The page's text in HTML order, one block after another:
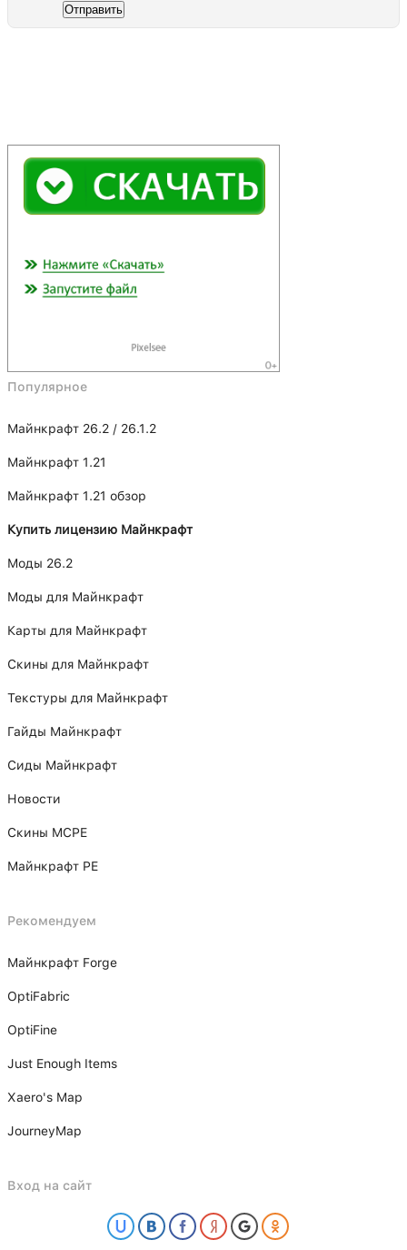
Отправить
Популярное
Майнкрафт 26.2 / 26.1.2
Майнкрафт 1.21
Майнкрафт 1.21 обзор
Купить лицензию Майнкрафт
Моды 26.2
Моды для Майнкрафт
Карты для Майнкрафт
Скины для Майнкрафт
Текстуры для Майнкрафт
Гайды Майнкрафт
Сиды Майнкрафт
Новости
Скины MCPE
Майнкрафт PE
Рекомендуем
Майнкрафт Forge
OptiFabric
OptiFine
Just Enough Items
Xаero's Mаp
JourneyMap
Вход на сайт